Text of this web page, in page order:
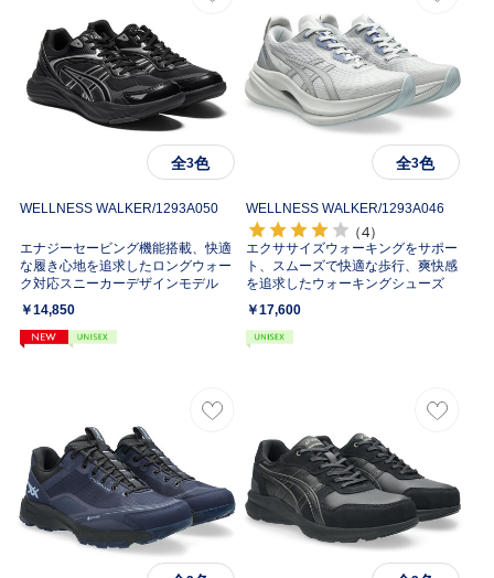
全3色
WELLNESS WALKER/1293A050
エナジーセービング機能搭載、快適
な履き心地を追求したロングウォー
ク対応スニーカーデザインモデル
￥14,850
全3色
WELLNESS WALKER/1293A046
（4）
エクササイズウォーキングをサポー
ト、スムーズで快適な歩行、爽快感
を追求したウォーキングシューズ
￥17,600